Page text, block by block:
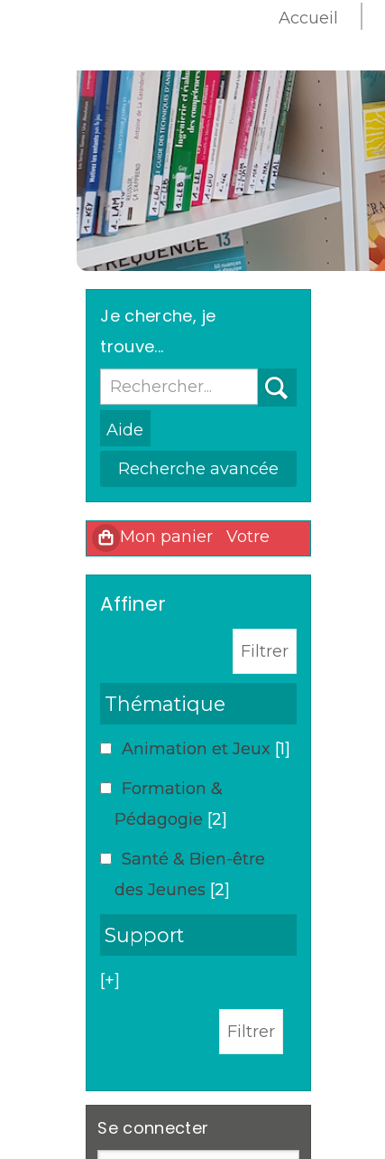
Accueil
Je cherche, je
trouve...
Recherche
Recherche avancée
affiner
Thématique
Animation et Jeux [1]
Formation &
Pédagogie [2]
Santé & Bien-être
des Jeunes [2]
Support
[+]
Se connecter